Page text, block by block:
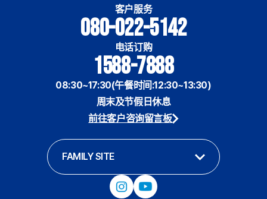
客户服务
080-022-5142
电话订购
1588-7888
08:30~17:30(午餐时间:12:30~13:30)
周末及节假日休息
前往客户咨询留言板
FAMILY SITE